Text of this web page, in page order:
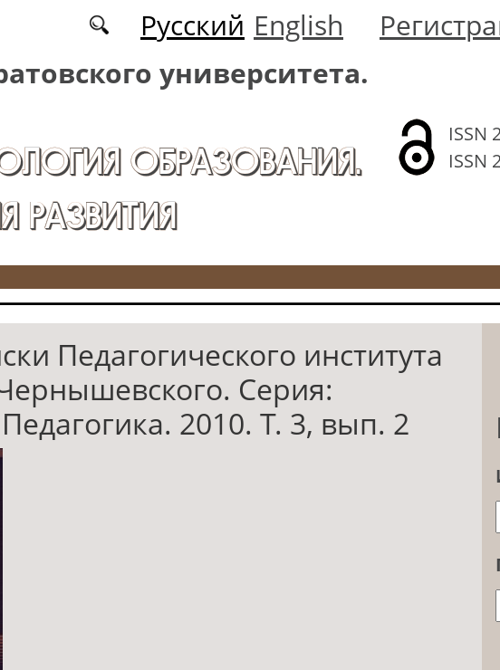
Русский English
университета.
ОБРАЗОВАНИЯ.
РАЗВИТИЯ
ISSN
ISSN
Педагогического института
Серия:
2010. Т. 3, вып. 2